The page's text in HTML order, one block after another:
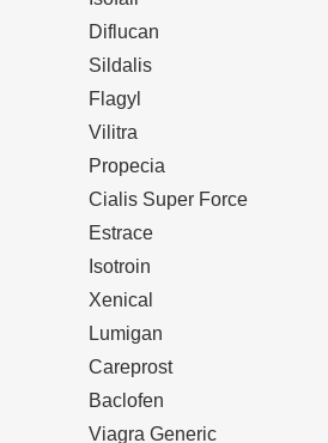
Diflucan
Sildalis
Flagyl
Vilitra
Propecia
Cialis Super Force
Estrace
Isotroin
Xenical
Lumigan
Careprost
Baclofen
Viagra Generic